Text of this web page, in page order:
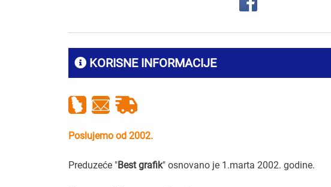
KORISNE INFORMACIJE
Poslujemo od 2002.
Preduzeće "Best grafik" osnovano je 1.marta 2002. godine.